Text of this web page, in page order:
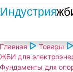
Индустрия
Главная
Товары
ЖБИ для
Фундаменты для